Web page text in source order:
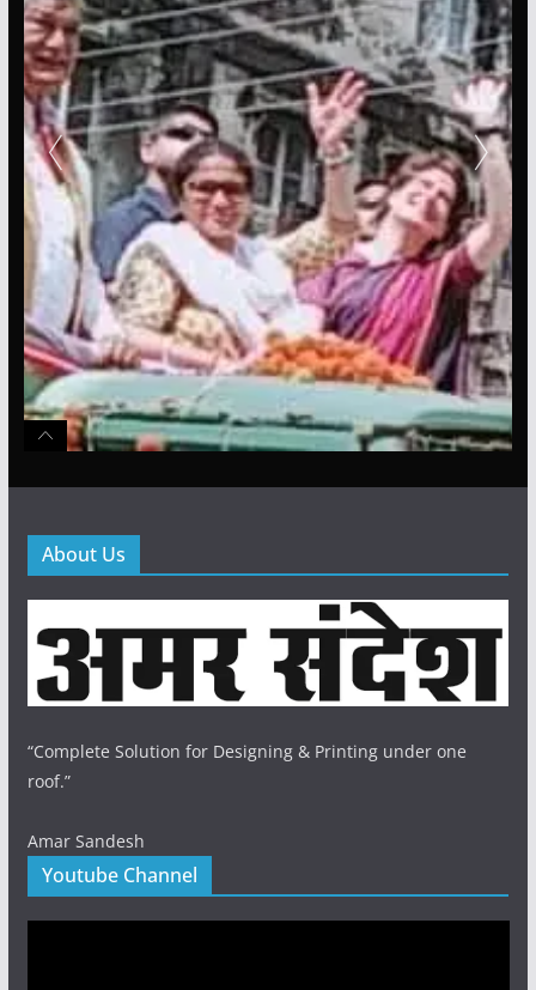
About Us
“Complete Solution for Designing & Printing under one
roof.”
Amar Sandesh
Youtube Channel